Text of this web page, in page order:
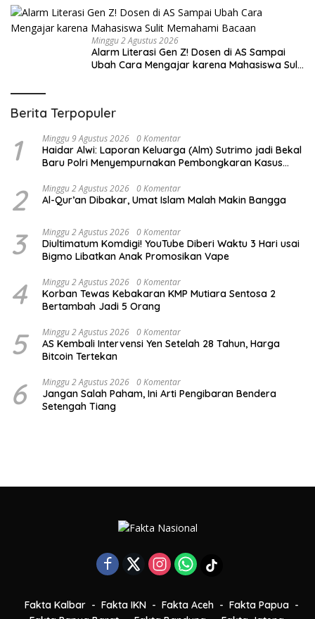
Minggu 2 Agustus 2026
Alarm Literasi Gen Z! Dosen di AS Sampai
Ubah Cara Mengajar karena Mahasiswa Sulit
Berita Terpopuler
1 Minggu 9 Agustus 2026 0 Komentar
Haidar Alwi: Laporan Keluarga (Alm) Sutrimo jadi Bekal
Baru Polri Menyempurnakan Pembongkaran Kasus
2 Minggu 2 Agustus 2026 0 Komentar
Al-Qur’an Dibakar, Umat Islam Malah Makin Bangga
3 Minggu 2 Agustus 2026 0 Komentar
Diultimatum Komdigi! YouTube Diberi Waktu 3 Hari usai
Bigmo Libatkan Anak Promosikan Vape
4 Minggu 2 Agustus 2026 0 Komentar
Korban Tewas Kebakaran KMP Mutiara Sentosa 2
Bertambah Jadi 5 Orang
5 Minggu 2 Agustus 2026 0 Komentar
AS Kembali Intervensi Yen Setelah 28 Tahun, Harga
Bitcoin Tertekan
6 Minggu 2 Agustus 2026 0 Komentar
Jangan Salah Paham, Ini Arti Pengibaran Bendera
Setengah Tiang
Fakta Kalbar Fakta IKN Fakta Aceh
Fakta Papua